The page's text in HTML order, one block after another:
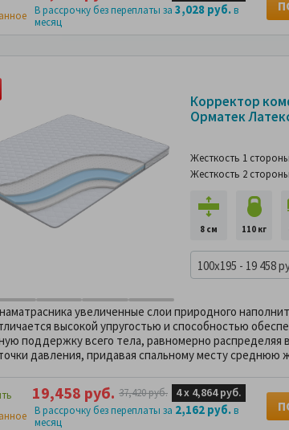
В рассрочку без переплаты за 3,028 руб.в
месяц
Корректор
Орматек
Жесткость 1
Жесткость 2
8 см 110 кг
100x195 - 19 458
увеличенные слои природного
высокой упругостью и способностью
поддержку всего тела, равномерно распределяя
давления, придавая спальному месту среднюю
19,458 руб. 37,420 руб. 4 х 4,864 руб.
В рассрочку без переплаты за 2,162 руб.в
месяц